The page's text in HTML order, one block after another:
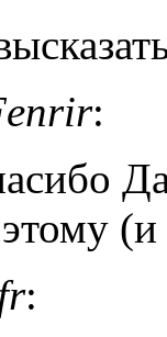
:
: